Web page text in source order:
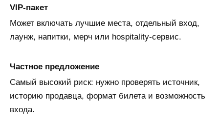
VIP-пакет
Может включать лучшие места, отдельный вход,
лаунж, напитки, мерч или hospitality-сервис.
Частное предложение
Самый высокий риск: нужно проверять источник,
историю продавца, формат билета и возможность
входа.